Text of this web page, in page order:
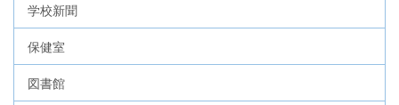
学校新聞
保健室
図書館